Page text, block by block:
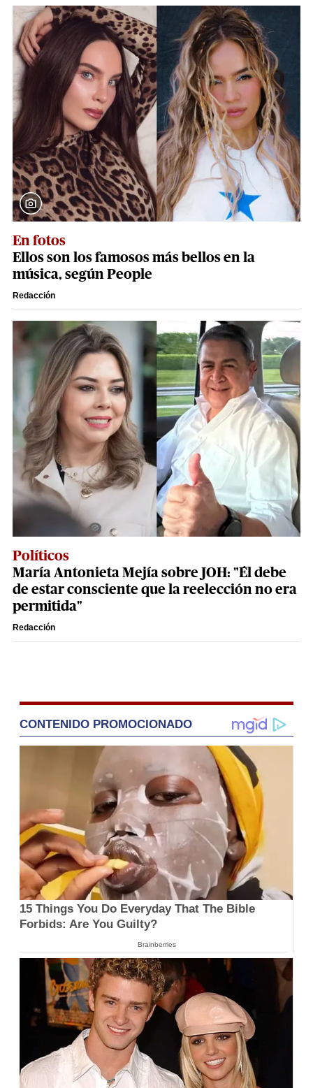
En fotos
Ellos son los famosos más bellos en la
música, según People
Redacción
Políticos
María Antonieta Mejía sobre JOH: "Él debe
de estar consciente que la reelección no era
permitida"
Redacción
CONTENIDO PROMOCIONADO
15 Things You Do Everyday That The Bible
Forbids: Are You Guilty?
Brainberries